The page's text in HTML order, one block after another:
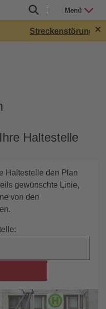
Menü
Streckenstörung in
Haltestelle
Haltestelle den Plan
gewünschte Linie,
von den